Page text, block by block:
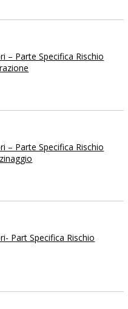
– Parte Specifica Rischio
– Parte Specifica Rischio
Part Specifica Rischio